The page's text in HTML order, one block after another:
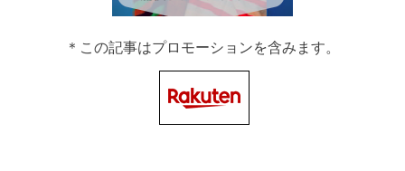
＊この記事はプロモーションを含みます。